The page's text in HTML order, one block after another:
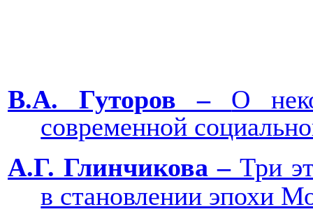
В.А. Гуторов ‒ О
современной
А.Г. Глинчикова ‒ Три
в становлении